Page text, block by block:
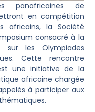
panafricaines de
en compétition
africains, la Société
consacré à la
les Olympiades
Cette rencontre
une initiative de la
africaine chargée
à participer aux